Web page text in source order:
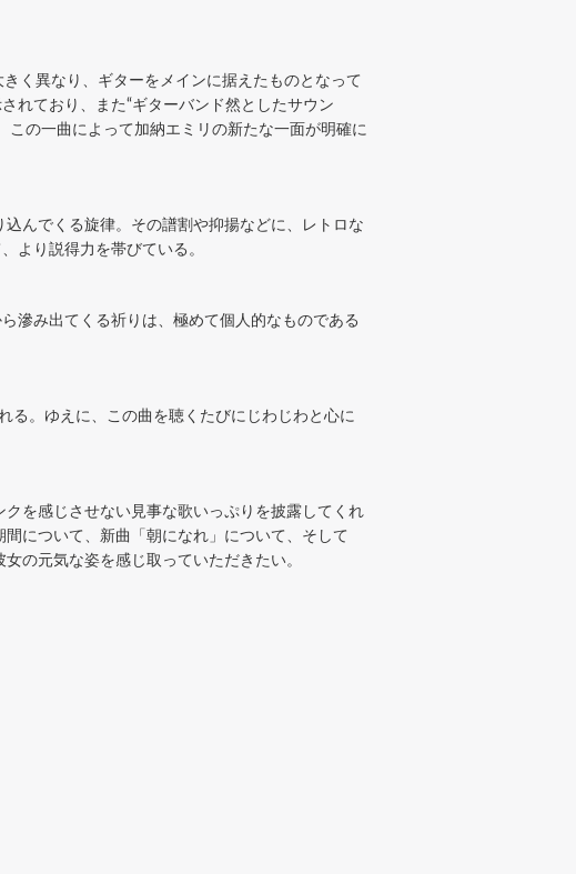
く異なり、ギターをメインに据えたものとなって
れており、また“ギターバンド然としたサウン
この一曲によって加納エミリの新たな一面が明確に
んでくる旋律。その譜割や抑揚などに、レトロな
より説得力を帯びている。
滲み出てくる祈りは、極めて個人的なものである
る。ゆえに、この曲を聴くたびにじわじわと心に
を感じさせない見事な歌いっぷりを披露してくれ
について、新曲「朝になれ」について、そして
の元気な姿を感じ取っていただきたい。